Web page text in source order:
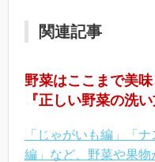
関連記事
野菜はここまで美味
『正しい野菜の洗
「じゃがいも編」「
編」など、野菜や果